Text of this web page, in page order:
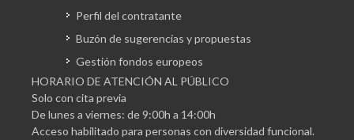
Perfil del contratante
Buzón de sugerencias y propuestas
Gestión fondos europeos
HORARIO DE ATENCIÓN AL PÚBLICO
Solo con cita previa
De lunes a viernes: de 9:00h a 14:00h
Acceso habilitado para personas con diversidad funcional.